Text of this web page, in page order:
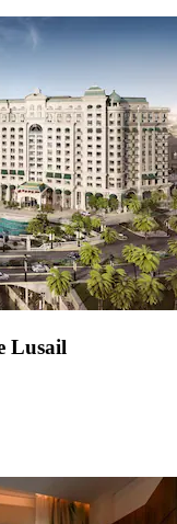
Lusail